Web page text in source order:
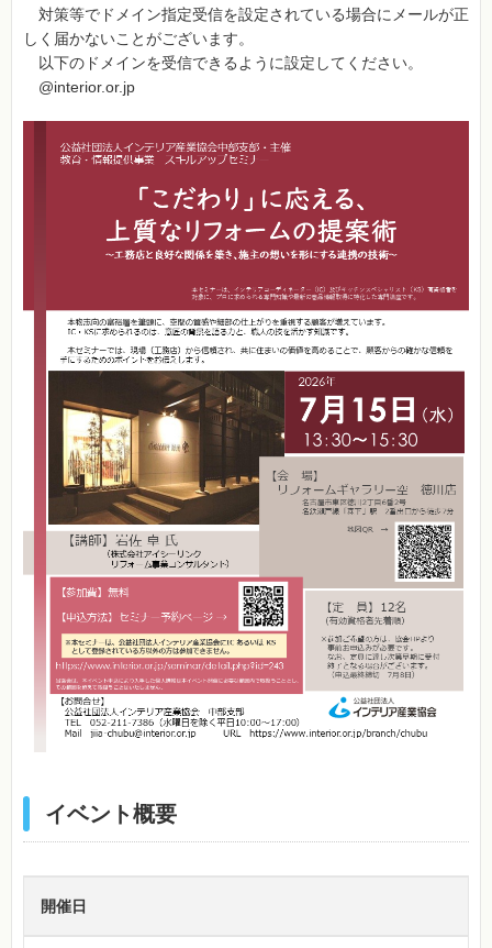
対策等でドメイン指定受信を設定されている場合にメールが正
しく届かないことがございます。
以下のドメインを受信できるように設定してください。
@interior.or.jp
イベント概要
開催日